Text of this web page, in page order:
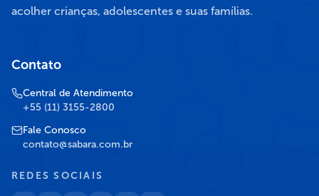
acolher crianças, adolescentes e suas famílias.
Contato
Central de Atendimento
+55 (11) 3155-2800
Fale Conosco
contato@sabara.com.br
REDES SOCIAIS